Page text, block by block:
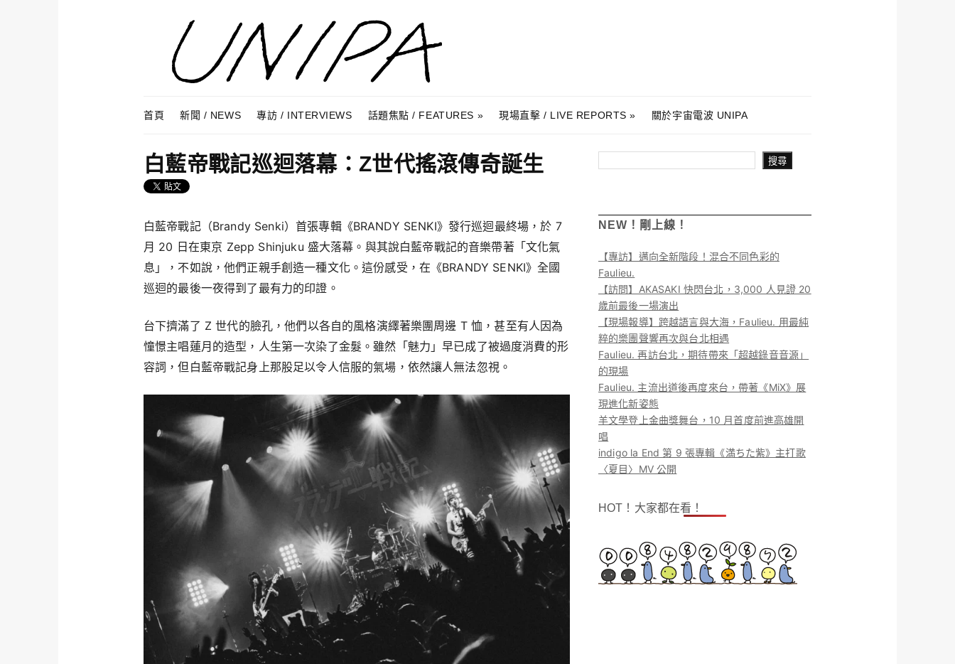
Menu
首頁
新聞 / NEWS 專訪 / INTERVIEWS 話題焦點 / FEATURES 現場直擊 / LIVE REPORTS 關於宇宙電波 UNIPA
白藍帝戰記巡迴落幕：Z世代搖滾傳奇誕生
白藍帝戰記（Brandy Senki）首張專輯《BRANDY SENKI》發行巡迴最終場，於 7
月 20 日在東京 Zepp Shinjuku 盛大落幕。與其說白藍帝戰記的音樂帶著「文化氣
息」，不如說，他們正親手創造一種文化。這份感受，在《BRANDY SENKI》全國
巡迴的最後一夜得到了最有力的印證。
台下擠滿了 Z 世代的臉孔，他們以各自的風格演繹著樂團周邊 T 恤，甚至有人因為
憧憬主唱蓮月的造型，人生第一次染了金髮。雖然「魅力」早已成了被過度消費的形
容詞，但白藍帝戰記身上那股足以令人信服的氣場，依然讓人無法忽視。
搜尋
NEW！剛上線！
【專訪】邁向全新階段！混合不同色彩的
Faulieu.
【訪問】AKASAKI 快閃台北，3,000 人見證 20
歲前最後一場演出
【現場報導】跨越語言與大海，Faulieu. 用最純
粹的樂團聲響再次與台北相遇
Faulieu. 再訪台北，期待帶來「超越錄音音源」
的現場
Faulieu. 主流出道後再度來台，帶著《MiX》展
現進化新姿態
羊文學登上金曲獎舞台，10 月首度前進高雄開
唱
indigo la End 第 9 張專輯《満ちた紫》主打歌
〈夏目〉MV 公開
HOT！大家都在看！